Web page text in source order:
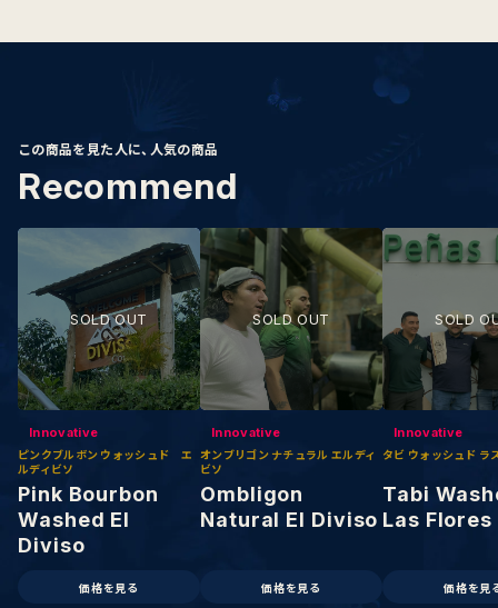
この商品を見た人に、人気の商品
Recommend
Innovative
ピンクブルボン ウォッシュド エ
ルディビソ
Pink Bourbon
Washed El
Diviso
価格を見る
Innovative
オンブリゴン ナチュラル エルディ
ビソ
Ombligon
Natural El Diviso
価格を見る
Innovative
タビ ウォッシュド ラ
Tabi
Las Flores
価格を見